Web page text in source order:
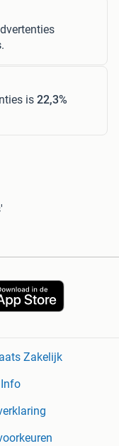
.
is 22,3%
Zakelijk